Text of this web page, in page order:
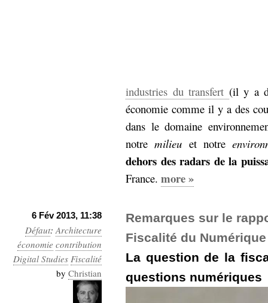
industries du transfert (il y a
économie comme il y a des
dans le domaine
notremilieu et notre
dehors des radars de la
France. more »
6 Fév 2013, 11:38
Défaut:Architecture
économie contribution
Digital Studies Fiscalité
by Christian
Remarques sur le
Fiscalité du Numérique
La question de la
questions numériques